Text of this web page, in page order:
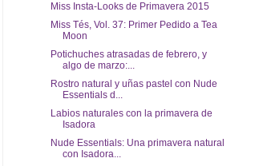
Miss Insta-Looks de Primavera 2015
Miss Tés, Vol. 37: Primer Pedido a Tea
Moon
Potichuches atrasadas de febrero, y
algo de marzo:...
Rostro natural y uñas pastel con Nude
Essentials d...
Labios naturales con la primavera de
Isadora
Nude Essentials: Una primavera natural
con Isadora...